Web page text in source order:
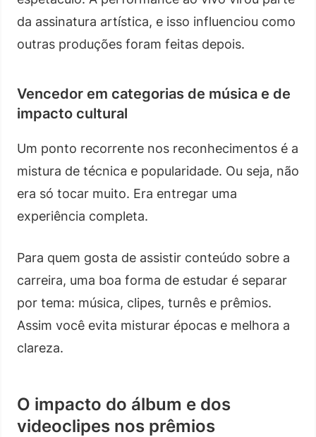
da assinatura artística, e isso influenciou como
outras produções foram feitas depois.
Vencedor em categorias de música e de
impacto cultural
Um ponto recorrente nos reconhecimentos é a
mistura de técnica e popularidade. Ou seja, não
era só tocar muito. Era entregar uma
experiência completa.
Para quem gosta de assistir conteúdo sobre a
carreira, uma boa forma de estudar é separar
por tema: música, clipes, turnês e prêmios.
Assim você evita misturar épocas e melhora a
clareza.
O impacto do álbum e dos
videoclipes nos prêmios